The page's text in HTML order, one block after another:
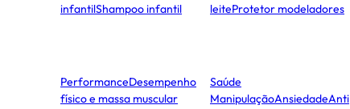
infantilShampoo infantil
leiteProtetor modeladores
PerformanceDesempenho
físico e massa muscular
Saúde
ManipulaçãoAnsiedadeAnti